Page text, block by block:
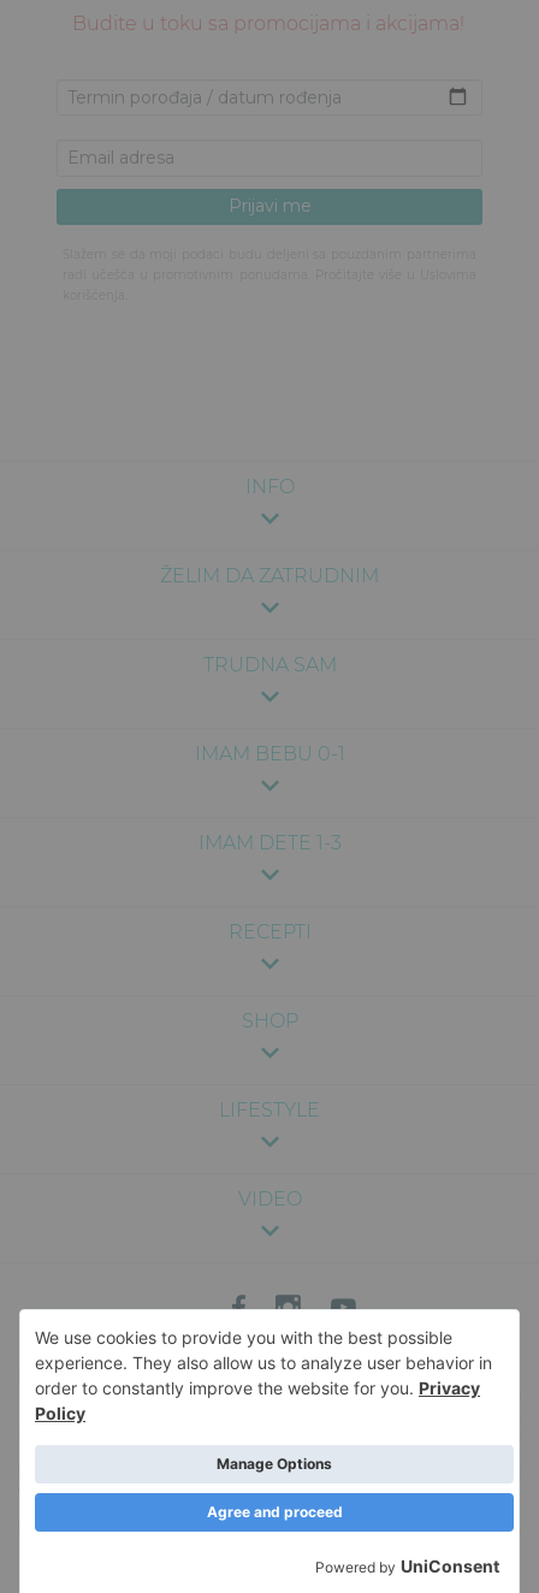
INFO
ŽELIM DA ZATRUDNIM
TRUDNA SAM
IMAM BEBU 0-1
IMAM DETE 1-3
RECEPTI
SHOP
LIFESTYLE
VIDEO
Budite u toku sa promocijama i akcijama!
Sadržaj na ovom sajtu je pružen u svrhu zabave i opšte informacije, i nije
namenjen kao medicinski, pravni ili profesionalni savet. Nismo odgovorni za
bilo kakve posledice koje mogu nastati usled korišćenja informacija sa sajta.
stručnjakom. Za više informacija o sadržaju veb-sajta, i pravima i obavezama u
vezi sa istim, pročitajte našeUslove korišćenja. Naš veb-sajt koristi kolačiće
kako bi sačuvao korisne informacije u vašem pretraživaču. Korišćenje ovog
veb-sajta podrazumeva vaš pristanak na upotrebu kolačića. Da saznate više o